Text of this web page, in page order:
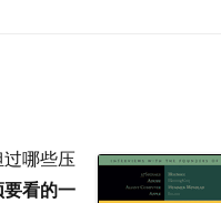
哪些压
看的一